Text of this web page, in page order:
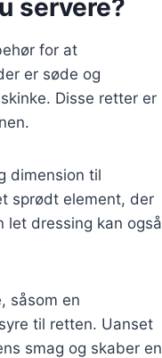
servere?
for at
er søde og
Disse retter er
dimension til
sprødt element, der
let dressing kan også
såsom en
til retten. Uanset
smag og skaber en